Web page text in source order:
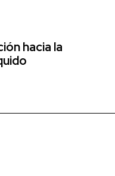
hacia la